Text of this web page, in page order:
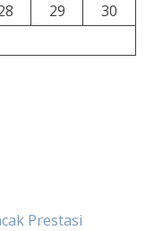
29
30
Prestasi